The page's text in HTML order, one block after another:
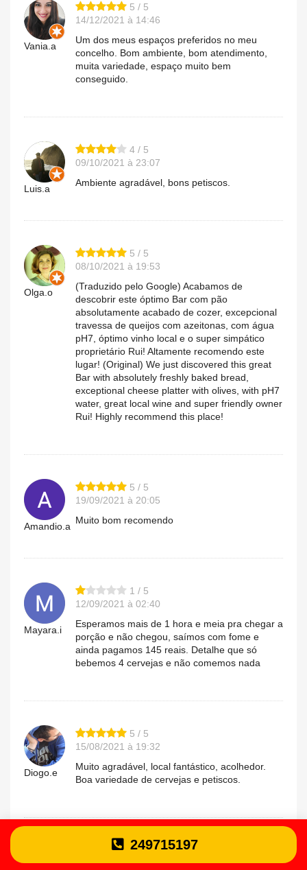
Vania.a
5 / 5
14/12/2021 à 14:46
Um dos meus espaços preferidos no meu
concelho. Bom ambiente, bom atendimento,
muita variedade, espaço muito bem
conseguido.
Luis.a
4 / 5
09/10/2021 à 23:07
Ambiente agradável, bons petiscos.
Olga.o
5 / 5
08/10/2021 à 19:53
(Traduzido pelo Google) Acabamos de
descobrir este óptimo Bar com pão
absolutamente acabado de cozer, excepcional
travessa de queijos com azeitonas, com água
pH7, óptimo vinho local e o super simpático
proprietário Rui! Altamente recomendo este
lugar! (Original) We just discovered this great
Bar with absolutely freshly baked bread,
exceptional cheese platter with olives, with pH7
water, great local wine and super friendly owner
Rui! Highly recommend this place!
Amandio.a
5 / 5
19/09/2021 à 20:05
Muito bom recomendo
Mayara.i
1 / 5
12/09/2021 à 02:40
Esperamos mais de 1 hora e meia pra chegar a
porção e não chegou, saímos com fome e
ainda pagamos 145 reais. Detalhe que só
bebemos 4 cervejas e não comemos nada
Diogo.e
5 / 5
15/08/2021 à 19:32
Muito agradável, local fantástico, acolhedor.
Boa variedade de cervejas e petiscos.
5 / 5
15/08/2021 à 00:28
249715197